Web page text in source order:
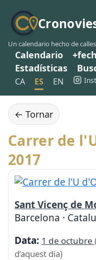
Un calendario hecho de calles
Calendario
Estadísticas
CA ES EN
← Tornar
Carrer de
2017
Sant Vicenç de
Barcelona ·
Data: 1 de octubre
d’aquest dia)